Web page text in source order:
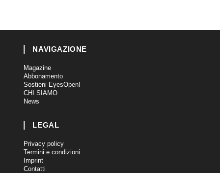
NAVIGAZIONE
Magazine
Abbonamento
Sostieni EyesOpen!
CHI SIAMO
News
LEGAL
Privacy policy
Termini e condizioni
Imprint
Contatti